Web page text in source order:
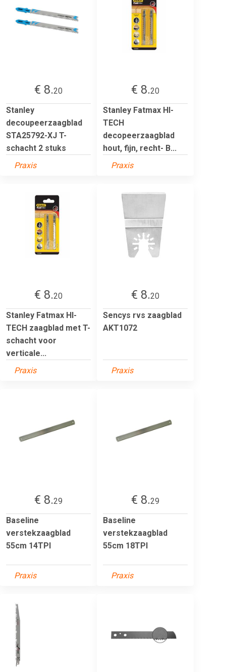
€ 8.20
Stanley
decoupeerzaagblad
STA25792-XJ T-
schacht 2 stuks
Praxis
€ 8.20
Stanley Fatmax HI-
TECH
decopeerzaagblad
hout, fijn, recht- B...
Praxis
€ 8.20
Stanley Fatmax HI-
TECH zaagblad met T-
schacht voor
verticale...
Praxis
€ 8.20
Sencys rvs zaagblad
AKT1072
Praxis
€ 8.29
Baseline
verstekzaagblad
55cm 14TPI
Praxis
€ 8.29
Baseline
verstekzaagblad
55cm 18TPI
Praxis